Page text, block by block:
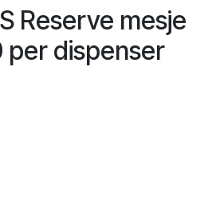
Reserve mesje
per dispenser